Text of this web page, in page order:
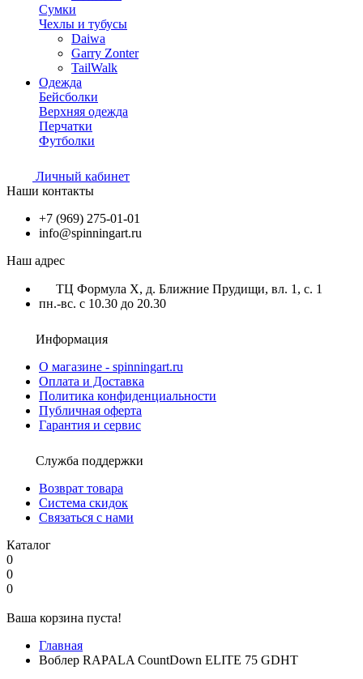
Сумки
Чехлы и тубусы
Daiwa
Garry Zonter
TailWalk
Одежда
Бейсболки
Верхняя одежда
Перчатки
Футболки
Личный кабинет
Наши контакты
+7 (969) 275-01-01
info@spinningart.ru
Наш адрес
ТЦ Формула X, д. Ближние Прудищи, вл. 1, с. 1
пн.-вс. с 10.30 до 20.30
Информация
О магазине - spinningart.ru
Оплата и Доставка
Политика конфиденциальности
Публичная оферта
Гарантия и сервис
Служба поддержки
Возврат товара
Система скидок
Связаться с нами
Каталог
0
0
0
Ваша корзина пуста!
Главная
Воблер RAPALA CountDown ELITE 75 GDHT